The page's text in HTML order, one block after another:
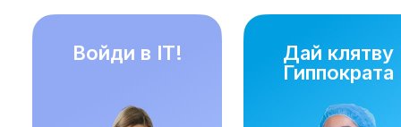
Войди в IT!
Дай клятву
Гиппократа